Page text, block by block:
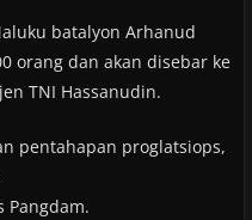
batalyon Arhanud
orang dan akan disebar ke
TNI Hassanudin.
pentahapan proglatsiops,
Pangdam.